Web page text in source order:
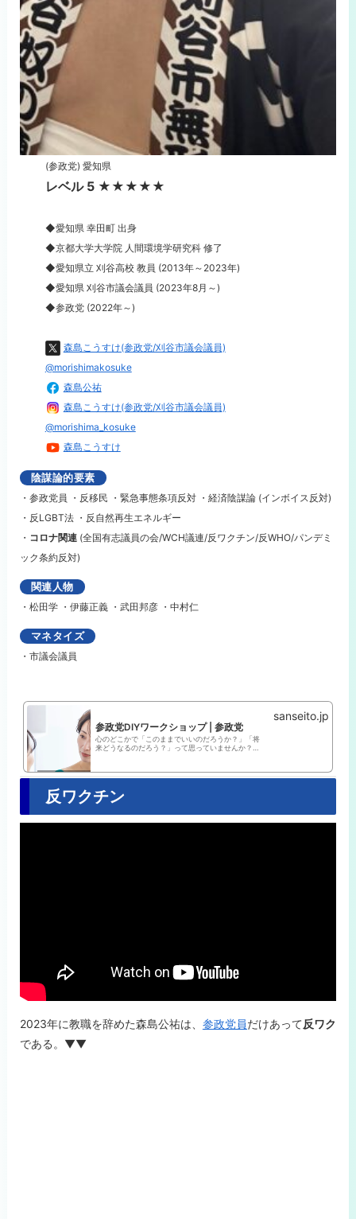
(参政党) 愛知県
レベル 5 ★★★★★
◆愛知県 幸田町 出身
◆京都大学大学院 人間環境学研究科 修了
◆愛知県立 刈谷高校 教員 (2013年～2023年)
◆愛知県 刈谷市議会議員 (2023年8月～)
◆参政党 (2022年～)
森島こうすけ(参政党/刈谷市議会議員)
@morishimakosuke
森島公祐
森島こうすけ(参政党/刈谷市議会議員)
@morishima_kosuke
森島こうすけ
陰謀論的要素
・参政党員 ・反移民 ・緊急事態条項反対 ・経済陰謀論 (インボイス反対)
・反LGBT法・反自然再生エネルギー
・ コロナ関連(全国有志議員の会/WCH議連/反ワクチン/反WHO/パンデミ
ック条約反対)
関連人物
・ 松田学 ・ 伊藤正義 ・ 武田邦彦 ・ 中村仁
マネタイズ
・市議会議員
参政党DIYワークショップ | 参政党
心のどこかで「このままでいいのだろうか？」「将
来どうなるのだろう？」って思っていませんか？参
消し、新たなつながりを築くことができます。
sanseito.jp
反ワクチン
2023年に教職を辞めた森島公祐は、 参政党員だけあって反ワク
である。▼▼